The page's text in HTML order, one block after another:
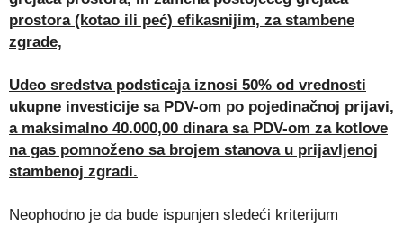
prostora (kotao ili peć) efikasnijim, za stambene
zgrade,
Udeo sredstva podsticaja iznosi 50% od vrednosti
ukupne investicije sa PDV-om po pojedinačnoj prijavi,
a maksimalno 40.000,00 dinara sa PDV-om za kotlove
na gas pomnoženo sa brojem stanova u prijavljenoj
stambenoj zgradi.
Neophodno je da bude ispunjen sledeći kriterijum